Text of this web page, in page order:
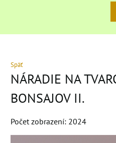
Späť
NÁRADIE NA
BONSAJOV II.
Počet zobrazení: 2024